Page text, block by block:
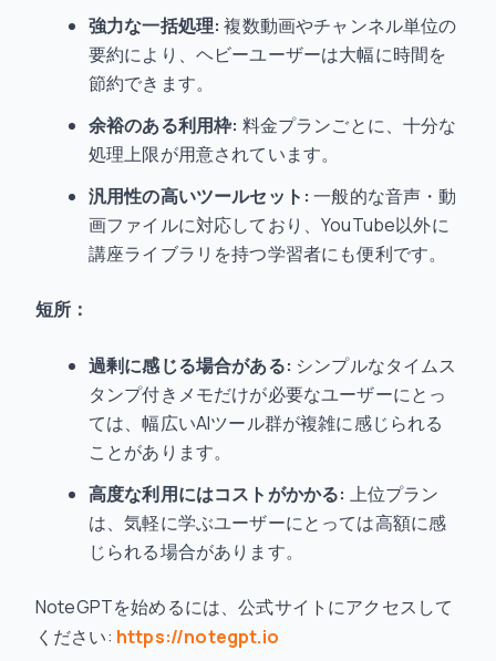
強力な一括処理: 複数動画やチャンネル単位の
要約により、ヘビーユーザーは大幅に時間を
節約できます。
余裕のある利用枠: 料金プランごとに、十分な
処理上限が用意されています。
汎用性の高いツールセット: 一般的な音声・動
画ファイルに対応しており、YouTube以外に
講座ライブラリを持つ学習者にも便利です。
短所：
過剰に感じる場合がある: シンプルなタイムス
タンプ付きメモだけが必要なユーザーにとっ
ては、幅広いAIツール群が複雑に感じられる
ことがあります。
高度な利用にはコストがかかる: 上位プラン
は、気軽に学ぶユーザーにとっては高額に感
じられる場合があります。
NoteGPTを始めるには、公式サイトにアクセスして
ください: https://notegpt.io